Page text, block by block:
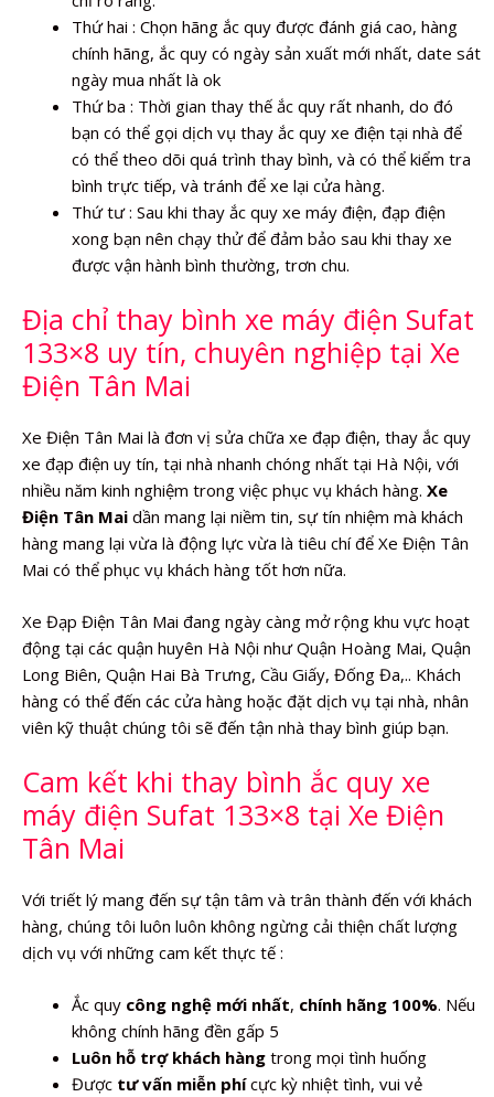
Thứ hai : Chọn hãng ắc quy được đánh giá cao, hàng
chính hãng, ắc quy có ngày sản xuất mới nhất, date sát
ngày mua nhất là ok
Thứ ba : Thời gian thay thế ắc quy rất nhanh, do đó
bạn có thể gọi dịch vụ thay ắc quy xe điện tại nhà để
có thể theo dõi quá trình thay bình, và có thể kiểm tra
bình trực tiếp, và tránh để xe lại cửa hàng.
Thứ tư : Sau khi thay ắc quy xe máy điện, đạp điện
xong bạn nên chạy thử để đảm bảo sau khi thay xe
được vận hành bình thường, trơn chu.
Địa chỉ thay bình xe máy điện Sufat
133×8 uy tín, chuyên nghiệp tại Xe
Điện Tân Mai
Xe Điện Tân Mai là đơn vị sửa chữa xe đạp điện, thay ắc quy
xe đạp điện uy tín, tại nhà nhanh chóng nhất tại Hà Nội, với
nhiều năm kinh nghiệm trong việc phục vụ khách hàng. Xe
Điện Tân Mai dần mang lại niềm tin, sự tín nhiệm mà khách
hàng mang lại vừa là động lực vừa là tiêu chí để Xe Điện Tân
Mai có thể phục vụ khách hàng tốt hơn nữa.
Xe Đạp Điện Tân Mai đang ngày càng mở rộng khu vực hoạt
động tại các quận huyên Hà Nội như Quận Hoàng Mai, Quận
Long Biên, Quận Hai Bà Trưng, Cầu Giấy, Đống Đa,.. Khách
hàng có thể đến các cửa hàng hoặc đặt dịch vụ tại nhà, nhân
viên kỹ thuật chúng tôi sẽ đến tận nhà thay bình giúp bạn.
Cam kết khi thay bình ắc quy xe
máy điện Sufat 133×8 tại Xe Điện
Tân Mai
Với triết lý mang đến sự tận tâm và trân thành đến với khách
hàng, chúng tôi luôn luôn không ngừng cải thiện chất lượng
dịch vụ với những cam kết thực tế :
Ắc quy công nghệ mới nhất, chính hãng 100%. Nếu
không chính hãng đền gấp 5
Luôn hỗ trợ khách hàng trong mọi tình huống
Được tư vấn miễn phícực kỳ nhiệt tình, vui vẻ